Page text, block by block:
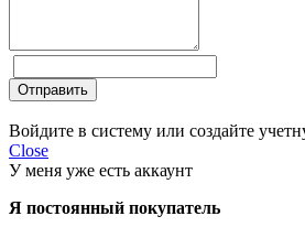
Отправить
Войдите в систему или создайте
Close
У меня уже есть аккаунт
Я постоянный покупатель